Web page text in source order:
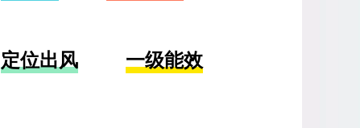
定位出风 一级能效